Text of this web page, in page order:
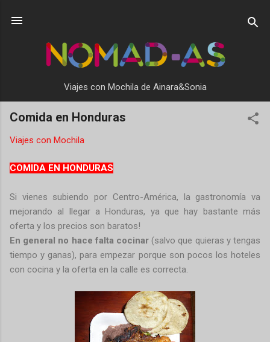
Viajes con Mochila de Ainara&Sonia
Comida en Honduras
Viajes con Mochila
COMIDA EN HONDURAS
Si vienes subiendo por Centro-América, la gastronomía va
mejorando al llegar a Honduras, ya que hay bastante más
oferta y los precios son baratos!
En general no hace falta cocinar (salvo que quieras y tengas
tiempo y ganas), para empezar porque son pocos los hoteles
con cocina y la oferta en la calle es correcta.